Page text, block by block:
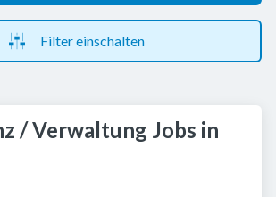
Filter einschalten
/ Verwaltung Jobs in